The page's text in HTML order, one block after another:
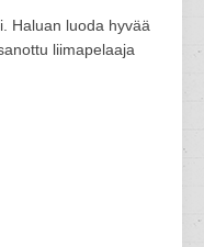
Haluan luoda hyvää
liimapelaaja